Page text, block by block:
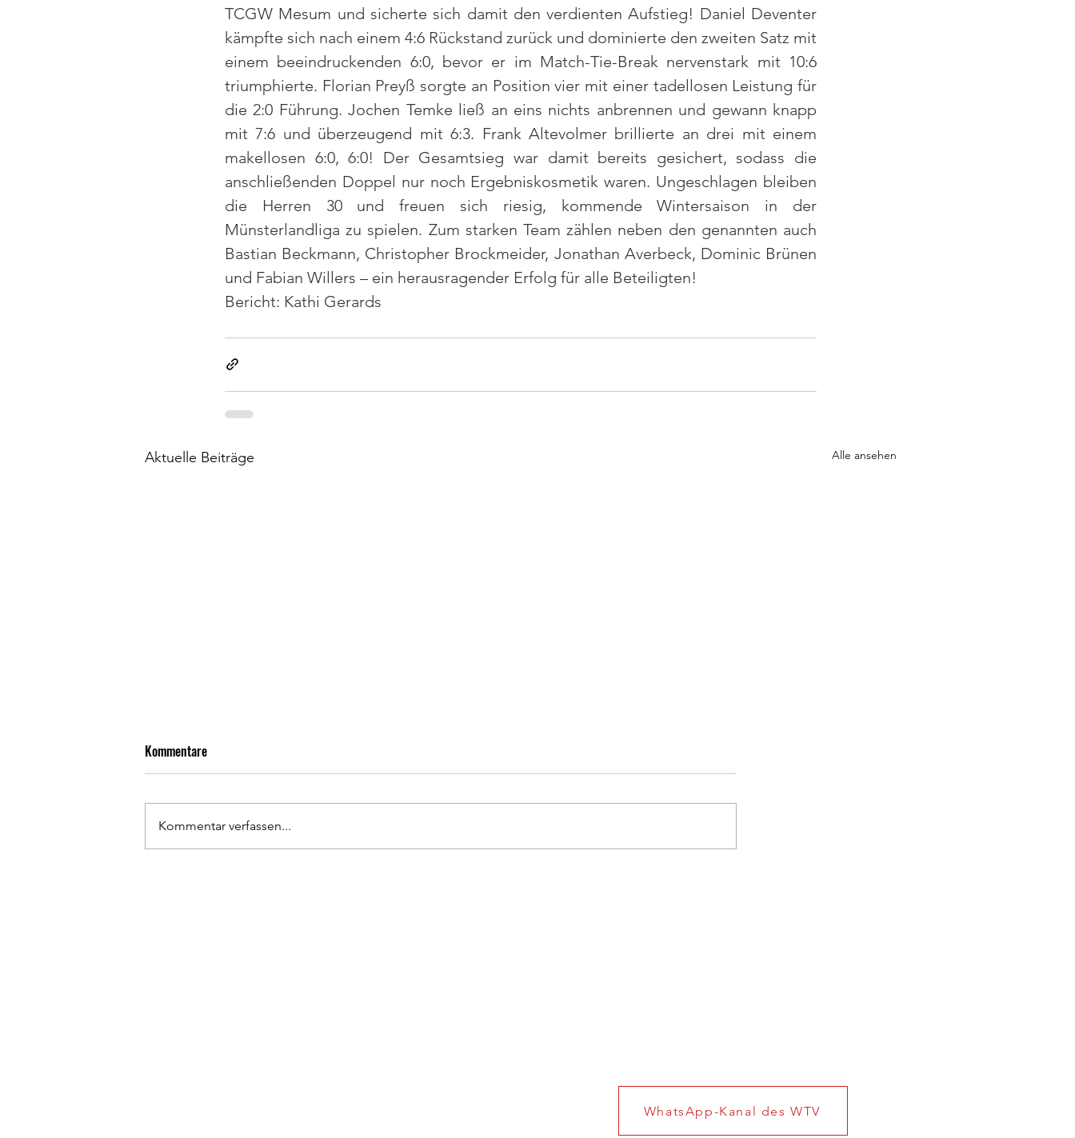
TCGW Mesum und sicherte sich damit den verdienten Aufstieg! Daniel Deventer
kämpfte sich nach einem 4:6 Rückstand zurück und dominierte den zweiten Satz mit
einem beeindruckenden 6:0, bevor er im Match-Tie-Break nervenstark mit 10:6
triumphierte. Florian Preyß sorgte an Position vier mit einer tadellosen Leistung für
die 2:0 Führung. Jochen Temke ließ an eins nichts anbrennen und gewann knapp
mit 7:6 und überzeugend mit 6:3. Frank Altevolmer brillierte an drei mit einem
makellosen 6:0, 6:0! Der Gesamtsieg war damit bereits gesichert, sodass die
anschließenden Doppel nur noch Ergebniskosmetik waren. Ungeschlagen bleiben
die Herren 30 und freuen sich riesig, kommende Wintersaison in der
Münsterlandliga zu spielen. Zum starken Team zählen neben den genannten auch
Bastian Beckmann, Christopher Brockmeider, Jonathan Averbeck, Dominic Brünen
und Fabian Willers – ein herausragender Erfolg für alle Beteiligten!
Bericht: Kathi Gerards
Aktuelle Beiträge Alle ansehen
Kommentare
Kommentar verfassen...
WhatsApp-Kanal des WTV